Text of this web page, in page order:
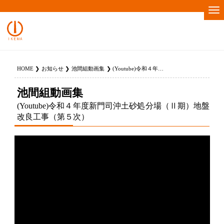
HOME お知らせ 池間組動画集
池間組動画集
(Youtube)令和４年度新門司沖土砂処分場（Ⅱ期）地盤
改良工事（第５次）